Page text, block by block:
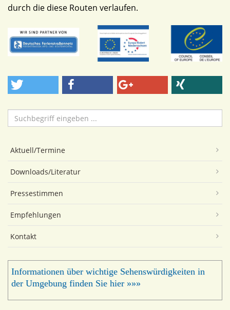
durch die diese Routen verlaufen.
Suchen
Aktuell/Termine
Downloads/Literatur
Pressestimmen
Empfehlungen
Kontakt
Informationen über wichtige Sehenswürdigkeiten in
der Umgebung finden Sie hier »»»